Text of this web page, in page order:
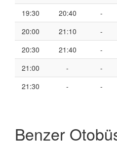
19:30
20:40 -
20:00
21:10 -
20:30
21:40 -
21:00
- -
21:30
- -
Benzer